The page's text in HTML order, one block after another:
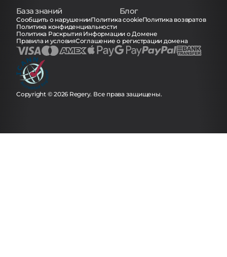
База знаний Блог
Сообщить о нарушенииПолитика cookieПолитика возвратов
Политика конфиденциальности
Политика Раскрытия Информации о Домене
Правила и условияСоглашение о регистрации домена
Copyright © 2026 Regery. Все права защищены.